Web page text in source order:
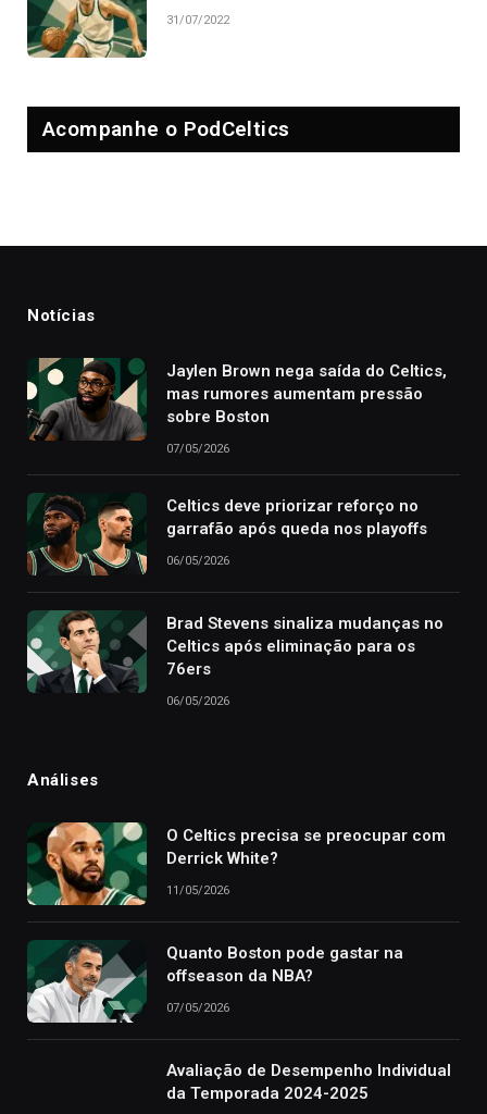
31/07/2022
Acompanhe o PodCeltics
Notícias
Jaylen Brown nega saída do Celtics,
mas rumores aumentam pressão
sobre Boston
07/05/2026
Celtics deve priorizar reforço no
garrafão após queda nos playoffs
06/05/2026
Brad Stevens sinaliza mudanças no
Celtics após eliminação para os
76ers
06/05/2026
Análises
O Celtics precisa se preocupar com
Derrick White?
11/05/2026
Quanto Boston pode gastar na
offseason da NBA?
07/05/2026
Avaliação de Desempenho Individual
da Temporada 2024-2025